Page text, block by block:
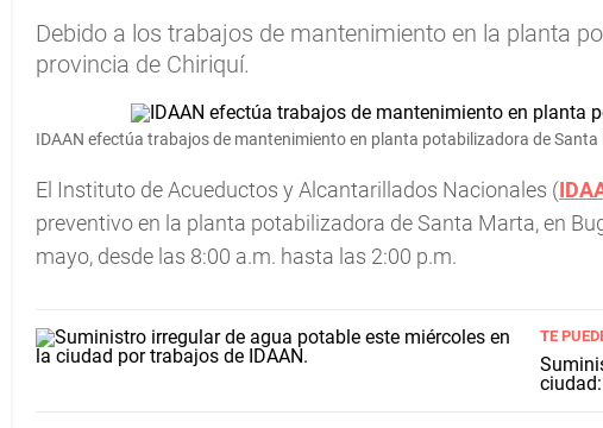
Debido a los trabajos de mantenimiento en la planta
provincia de Chiriquí.
IDAAN efectúa trabajos de mantenimiento en planta potabilizadora de
El Instituto de Acueductos y Alcantarillados Nacionales (
preventivo en la planta potabilizadora de Santa Marta, en
mayo, desde las 8:00 a.m. hasta las 2:00 p.m.
TE